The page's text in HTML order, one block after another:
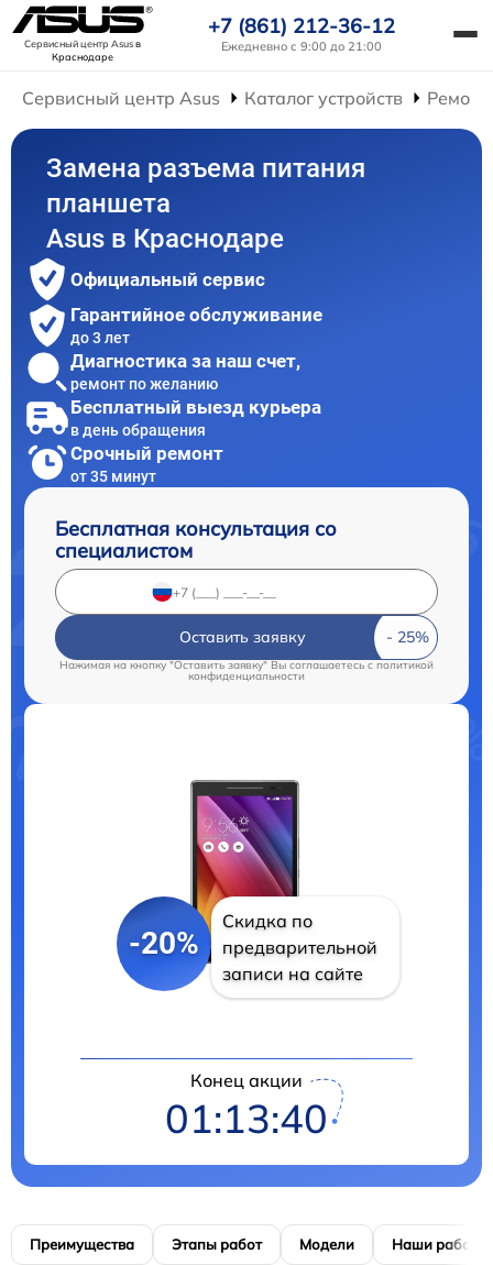
Сервисный центр Asusв
Краснодаре
+7 (861) 212-36-12
Ежедневно с 9:00 до 21:00
Сервисный центр Asus Каталог устройств
Замена разъема питания
планшета
Asus в Краснодаре
Официальный сервис
Гарантийное обслуживание
до 3 лет
Диагностика за наш счет,
ремонт по желанию
Бесплатный выезд курьера
в день обращения
Срочный ремонт
от 35 минут
Бесплатная консультация со
специалистом
Оставить заявку
Нажимая на кнопку "Оставить заявку" Вы соглашаетесь c политикой
конфиденциальности
-20%
Скидка по
предварительной
записи на сайте
Конец акции
01:13:40
Преимущества Этапы работ Модели Наши работы